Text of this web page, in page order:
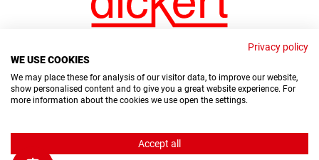
© Copyright Dickert Electronic GmbH 2026
Hinweisgebersystem
Datenschutz
Privacy policy
WE USE COOKIES
We may place these for analysis of our visitor data, to improve our website,
show personalised content and to give you a great website experience. For
more information about the cookies we use open the settings.
Accept all